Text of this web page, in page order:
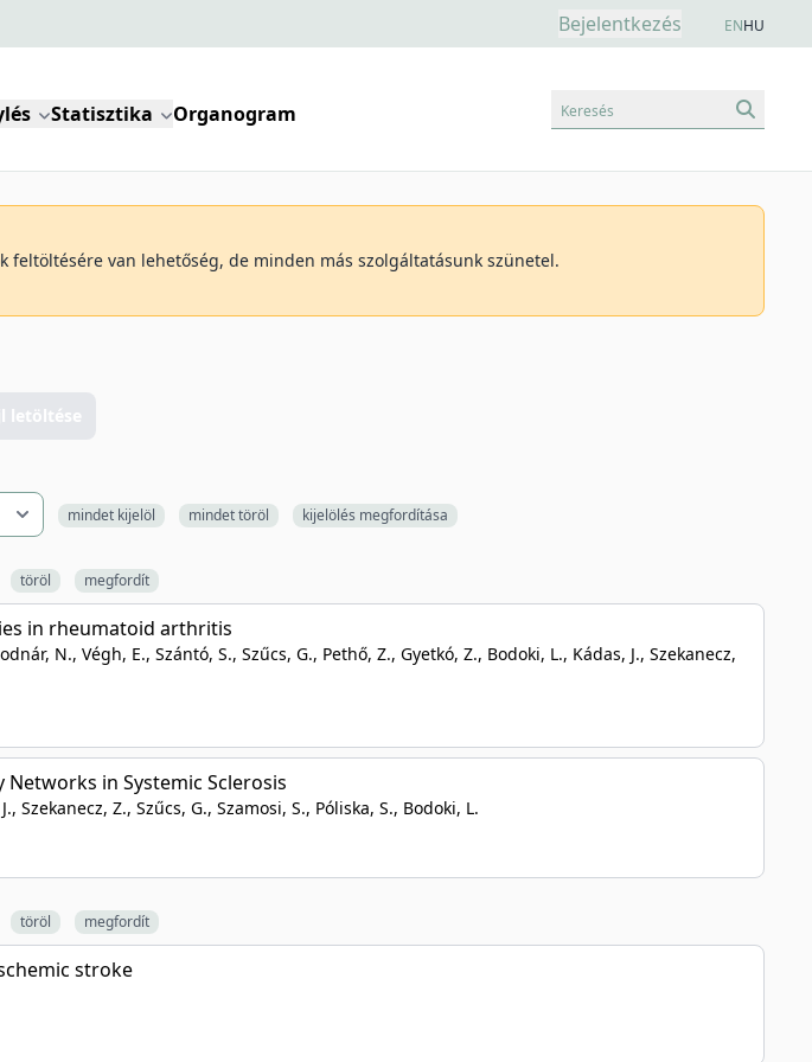
Bejelentkezés ENHU
Statisztika Organogram Keresés
feltöltésére van lehetőség, de minden más szolgáltatásunk szünetel.
letöltése
mindet kijelöl mindet töröl kijelölés megfordítása
töröl megfordít
in rheumatoid arthritis
N., Végh, E., Szántó, S., Szűcs, G., Pethő, Z., Gyetkó, Z., Bodoki, L., Kádas, J., Szekanecz,
in Systemic Sclerosis
Szekanecz, Z., Szűcs, G., Szamosi, S., Póliska, S., Bodoki, L.
töröl megfordít
stroke